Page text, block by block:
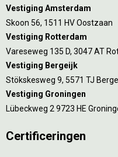
Vestiging Amsterdam
Skoon 56, 1511 HV Oostzaan
Vestiging Rotterdam
Vareseweg 135 D, 3047 AT
Vestiging Bergeijk
Stökskesweg 9, 5571 TJ
Vestiging Groningen
Lübeckweg 2 9723 HE
Certificeringen